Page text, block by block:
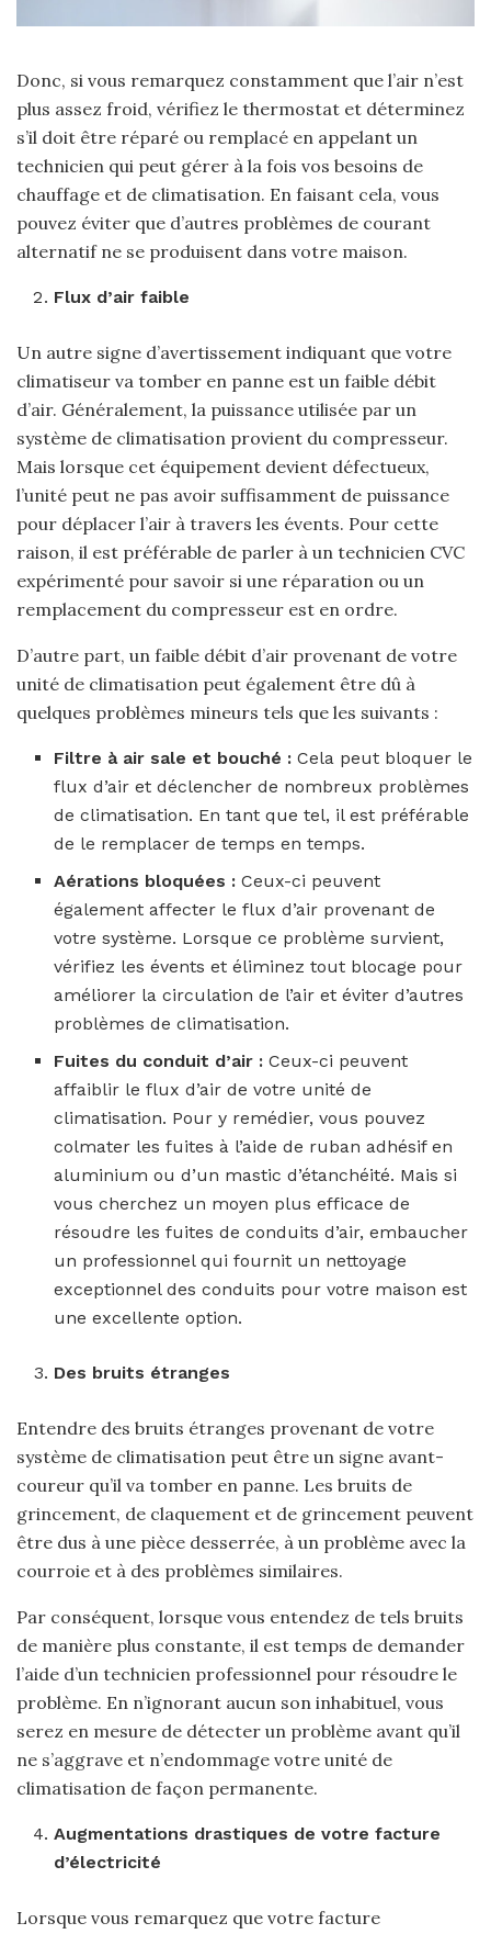
Donc, si vous remarquez constamment que l’air n’est
plus assez froid, vérifiez le thermostat et déterminez
s’il doit être réparé ou remplacé en appelant un
technicien qui peut gérer à la fois vos besoins de
chauffage et de climatisation. En faisant cela, vous
pouvez éviter que d’autres problèmes de courant
alternatif ne se produisent dans votre maison.
Flux d’air faible
Un autre signe d’avertissement indiquant que votre
climatiseur va tomber en panne est un faible débit
d’air. Généralement, la puissance utilisée par un
système de climatisation provient du compresseur.
Mais lorsque cet équipement devient défectueux,
l’unité peut ne pas avoir suffisamment de puissance
pour déplacer l’air à travers les évents. Pour cette
raison, il est préférable de parler à un technicien CVC
expérimenté pour savoir si une réparation ou un
remplacement du compresseur est en ordre.
D’autre part, un faible débit d’air provenant de votre
unité de climatisation peut également être dû à
quelques problèmes mineurs tels que les suivants :
Filtre à air sale et bouché :Cela peut bloquer le
flux d’air et déclencher de nombreux problèmes
de climatisation. En tant que tel, il est préférable
de le remplacer de temps en temps.
Aérations bloquées :Ceux-ci peuvent
également affecter le flux d’air provenant de
votre système. Lorsque ce problème survient,
vérifiez les évents et éliminez tout blocage pour
améliorer la circulation de l’air et éviter d’autres
problèmes de climatisation.
Fuites du conduit d’air :Ceux-ci peuvent
affaiblir le flux d’air de votre unité de
climatisation. Pour y remédier, vous pouvez
colmater les fuites à l’aide de ruban adhésif en
aluminium ou d’un mastic d’étanchéité. Mais si
vous cherchez un moyen plus efficace de
résoudre les fuites de conduits d’air, embaucher
un professionnel qui fournit un nettoyage
exceptionnel des conduits pour votre maison est
une excellente option.
Des bruits étranges
Entendre des bruits étranges provenant de votre
système de climatisation peut être un signe avant-
coureur qu’il va tomber en panne. Les bruits de
grincement, de claquement et de grincement peuvent
être dus à une pièce desserrée, à un problème avec la
courroie et à des problèmes similaires.
Par conséquent, lorsque vous entendez de tels bruits
de manière plus constante, il est temps de demander
l’aide d’un technicien professionnel pour résoudre le
problème. En n’ignorant aucun son inhabituel, vous
serez en mesure de détecter un problème avant qu’il
ne s’aggrave et n’endommage votre unité de
climatisation de façon permanente.
Augmentations drastiques de votre facture
d’électricité
Lorsque vous remarquez que votre facture